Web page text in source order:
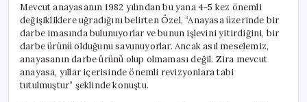
Mevcut anayasanın 1982 yılından bu yana 4-5 kez önemli
değişikliklere uğradığını belirten Özel, “Anayasa üzerinde bir
darbe imasında bulunuyorlar ve bunun işlevini yitirdiğini, bir
darbe ürünü olduğunu savunuyorlar. Ancak asıl meselemiz,
anayasanın darbe ürünü olup olmaması değil. Zira mevcut
anayasa, yıllar içerisinde önemli revizyonlara tabi
tutulmuştur” şeklinde konuştu.